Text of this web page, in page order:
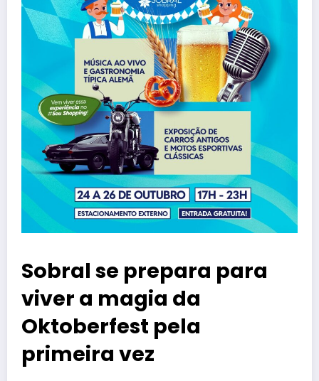
Sobral se prepara para
viver a magia da
Oktoberfest pela
primeira vez